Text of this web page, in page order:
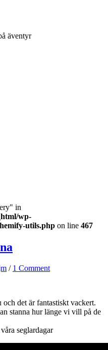
äventyr
in
wp-
utils.php on line 467
/ 1 Comment
det är fantastiskt vackert.
stanna hur länge vi vill på de
seglardagar